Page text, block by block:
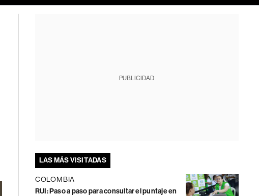
PUBLICIDAD
LAS MÁS VISITADAS
COLOMBIA
RUI: Paso a paso para consultar el puntaje en